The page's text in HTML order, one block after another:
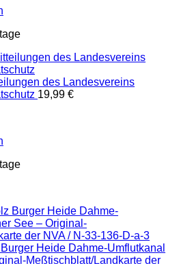
des Landesvereins
19,99 €
Heide Dahme-Umflutkanal
Meßtischblatt/Landkarte der